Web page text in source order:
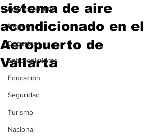
Puerto Vallarta
Nayarit
Deportes
Entretenimiento
Educación
Seguridad
Turismo
Nacional
sistema de aire
acondicionado en el
Aeropuerto de
Vallarta